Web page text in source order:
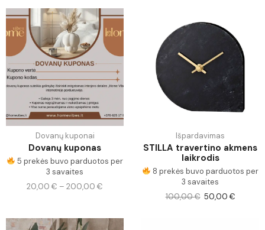
Dovanų kuponai
Dovanų kuponas
5 prekės buvo parduotos per
3 savaites
20,00 € – 200,00 €
Išpardavimas
STILLA travertino akmens
laikrodis
8 prekės buvo parduotos per
3 savaites
100,00€ 50,00€